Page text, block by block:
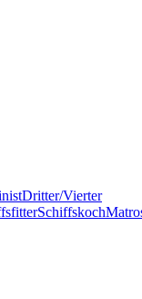
Dritter/Vierter
Schiffskoch